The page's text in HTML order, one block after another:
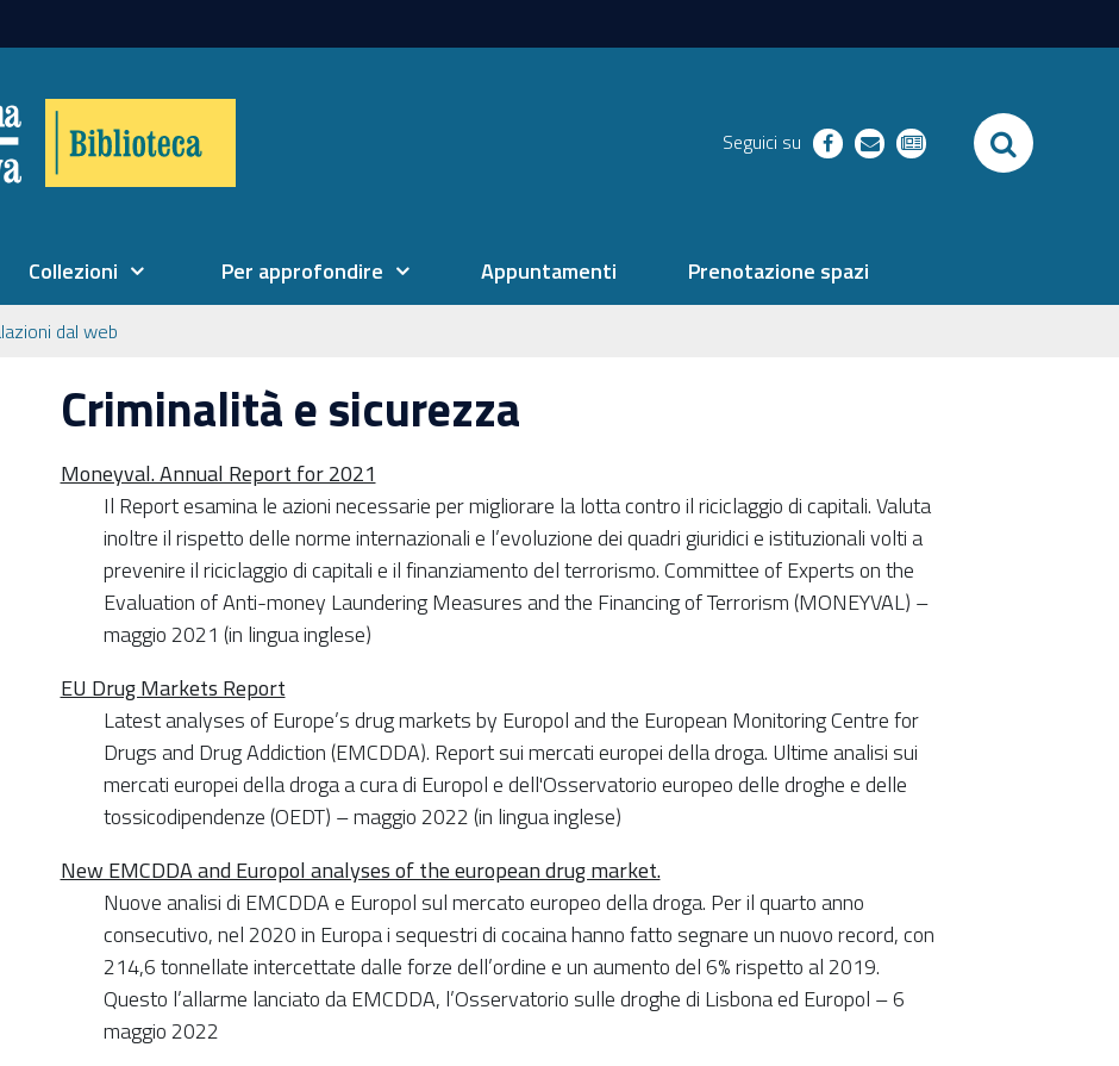
Seguici su facebookrichiestenewsletter SEARCH
Collezioni Per approfondire Appuntamenti Prenotazione spazi
dal web
Criminalità e sicurezza
Moneyval. Annual Report for 2021
Il Report esamina le azioni necessarie per migliorare la lotta contro il riciclaggio di capitali. Valuta
inoltre il rispetto delle norme internazionali e l’evoluzione dei quadri giuridici e istituzionali volti a
prevenire il riciclaggio di capitali e il finanziamento del terrorismo. Committee of Experts on the
Evaluation of Anti-money Laundering Measures and the Financing of Terrorism (MONEYVAL) –
maggio 2021 (in lingua inglese)
EU Drug Markets Report
Latest analyses of Europe’s drug markets by Europol and the European Monitoring Centre for
Drugs and Drug Addiction (EMCDDA). Report sui mercati europei della droga. Ultime analisi sui
mercati europei della droga a cura di Europol e dell'Osservatorio europeo delle droghe e delle
tossicodipendenze (OEDT) – maggio 2022 (in lingua inglese)
New EMCDDA and Europol analyses of the european drug market.
Nuove analisi di EMCDDA e Europol sul mercato europeo della droga. Per il quarto anno
consecutivo, nel 2020 in Europa i sequestri di cocaina hanno fatto segnare un nuovo record, con
214,6 tonnellate intercettate dalle forze dell’ordine e un aumento del 6% rispetto al 2019.
Questo l’allarme lanciato da EMCDDA, l’Osservatorio sulle droghe di Lisbona ed Europol – 6
maggio 2022